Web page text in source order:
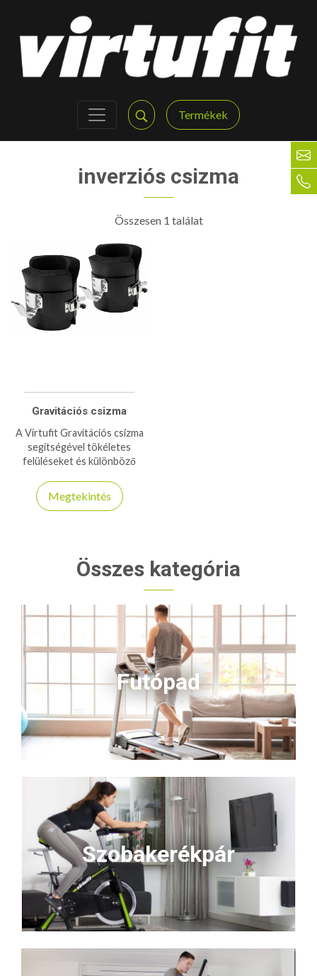
Termékek
inverziós csizma
Összesen 1 találat
Gravitációs csizma
A Virtufit Gravitációs csizma
segítségével tökéletes
felüléseket és különböző
helyes testtartás mellett!
120kg teherbírás!
Megtekintés
Összes kategória
Futópad
Szobakerékpár